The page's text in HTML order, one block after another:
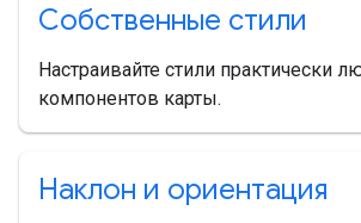
Собственные стили
Настраивайте стили практически
компонентов карты.
Наклон и ориентация